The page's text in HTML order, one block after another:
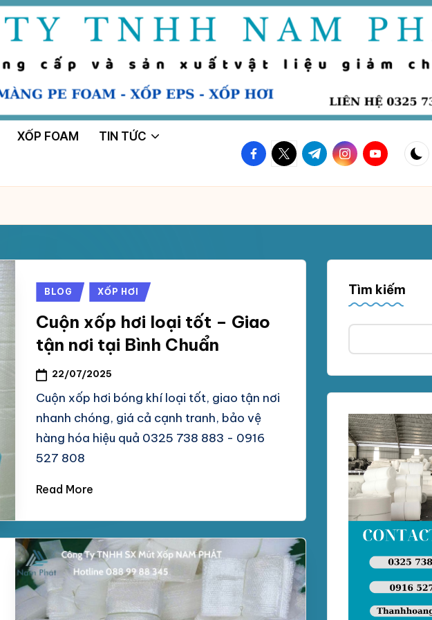
XỐP FOAM TIN TỨC
facebook.com
twitter.com
t.me instagram.com
youtube.com
Posted
BLOG XỐP HƠI
Cuộn xốp hơi loại tốt – Giao
tận nơi tại Bình Chuẩn
22/07/2025
Cuộn xốp hơi bóng khí loại tốt, giao tận nơi
nhanh chóng, giá cả cạnh tranh, bảo vệ
hàng hóa hiệu quả 0325 738 883 - 0916
527 808
Read More
Tìm kiếm